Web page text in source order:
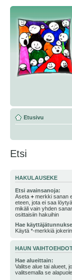
Etusivu
Etsi
HAKULAUSEKE
Etsi avainsanoja:
Aseta + merkki sanan
eteen, jota ei saa
mikäli vain yhden
osittaisiin hakuihin
Hae
Käytä *-merkkiä
HAUN
Hae alueittain:
Valitse alue tai alueet,
valitsemalla se